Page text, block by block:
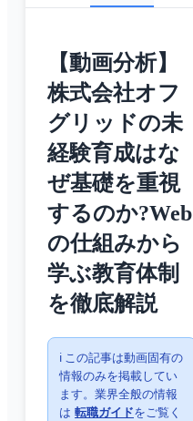
【動画分析】
株式会社オフ
グリッドの未
経験育成はな
ぜ基礎を重視
するのか?Web
の仕組みから
学ぶ教育体制
を徹底解説
ℹ️ この記事は動画固有の
情報のみを掲載してい
ます。業界全般の情報
は 転職ガイドをご覧く